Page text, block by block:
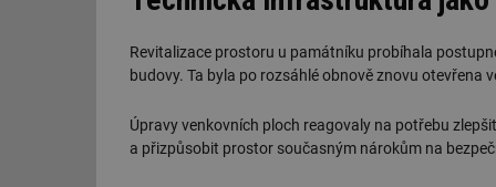
Revitalizace prostoru u památníku probíhala
budovy. Ta byla po rozsáhlé obnově znovu otevřena
Úpravy venkovních ploch reagovaly na potřebu
a přizpůsobit prostor současným nárokům na
id